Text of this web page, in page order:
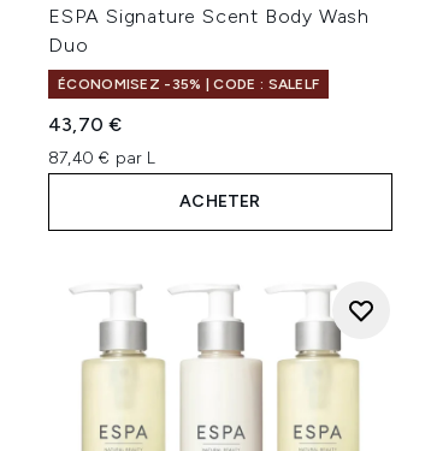
ESPA Signature Scent Body Wash
Duo
ÉCONOMISEZ -35% | CODE : SALELF
43,70 €
87,40 € par L
ACHETER